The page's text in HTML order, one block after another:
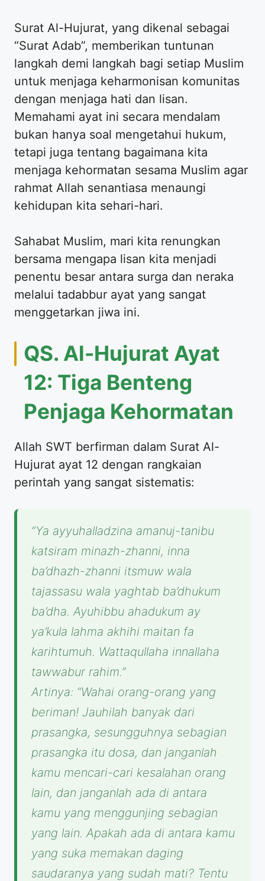
Surat Al-Hujurat, yang dikenal sebagai
“Surat Adab”, memberikan tuntunan
langkah demi langkah bagi setiap Muslim
untuk menjaga keharmonisan komunitas
dengan menjaga hati dan lisan.
Memahami ayat ini secara mendalam
bukan hanya soal mengetahui hukum,
tetapi juga tentang bagaimana kita
menjaga kehormatan sesama Muslim agar
rahmat Allah senantiasa menaungi
kehidupan kita sehari-hari.
Sahabat Muslim, mari kita renungkan
bersama mengapa lisan kita menjadi
penentu besar antara surga dan neraka
melalui tadabbur ayat yang sangat
menggetarkan jiwa ini.
QS. Al-Hujurat Ayat
12: Tiga Benteng
Penjaga Kehormatan
Allah SWT berfirman dalam Surat Al-
Hujurat ayat 12 dengan rangkaian
perintah yang sangat sistematis:
“Ya ayyuhalladzina amanuj-tanibu
katsiram minazh-zhanni, inna
ba’dhazh-zhanni itsmuw wala
tajassasu wala yaghtab ba’dhukum
ba’dha. Ayuhibbu ahadukum ay
ya’kula lahma akhihi maitan fa
karihtumuh. Wattaqullaha innallaha
tawwabur rahim.”
Artinya: “Wahai orang-orang yang
beriman! Jauhilah banyak dari
prasangka, sesungguhnya sebagian
prasangka itu dosa, dan janganlah
kamu mencari-cari kesalahan orang
lain, dan janganlah ada di antara
kamu yang menggunjing sebagian
yang lain. Apakah ada di antara kamu
yang suka memakan daging
saudaranya yang sudah mati? Tentu